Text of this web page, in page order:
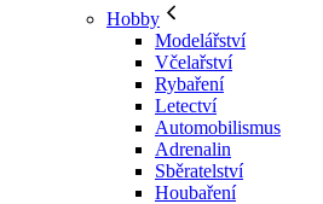
Hobby
Modelářství
Včelařství
Rybaření
Letectví
Automobilismus
Adrenalin
Sběratelství
Houbaření